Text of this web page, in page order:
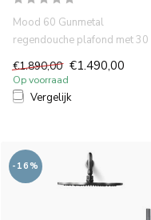
Mood 60 Gunmetal
regendouche plafond met 30
cm douchekop. Elegant
gunmetal PVD m...
€1.890,00 €1.490,00
Op voorraad
Vergelijk
-16%